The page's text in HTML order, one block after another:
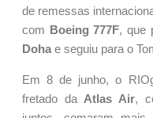
de remessas
com Boeing 777F, que
Doha e seguiu para o
Em 8 de junho, o
fretado da Atlas Air,